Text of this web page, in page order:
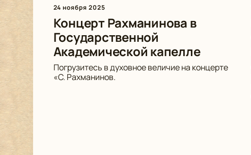
24 ноября 2025
Концерт Рахманинова в
Государственной
Академической капелле
Погрузитесь в духовное величие на концерте
«С. Рахманинов.